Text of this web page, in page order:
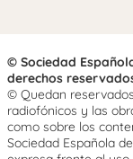
© Sociedad
derechos
© Quedan
radiofónicos y las
como sobre los
Sociedad Española